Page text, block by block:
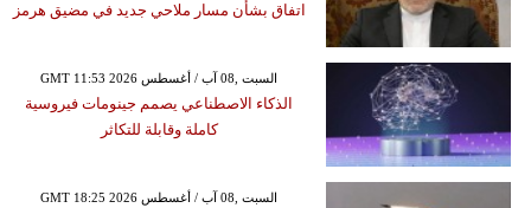
اتفاق بشأن مسار ملاحي جديد في مضيق هرمز
GMT 11:53 2026 السبت ,08 آب / أغسطس
الذكاء الاصطناعي يصمم جينومات فيروسية
كاملة وقابلة للتكاثر
GMT 18:25 2026 السبت ,08 آب / أغسطس